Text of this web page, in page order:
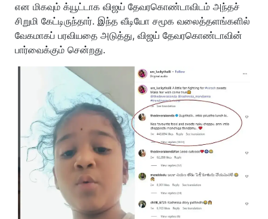
என மிகவும் க்யூட்டாக விஜய் தேவரகொண்டாவிடம் அந்தச்
சிறுமி கேட்டிருந்தார். இந்த வீடியோ சமூக வலைத்தளங்களில்
வேகமாகப் பரவியதை அடுத்து, விஜய் தேவரகொண்டாவின்
பார்வைக்கும் சென்றது.